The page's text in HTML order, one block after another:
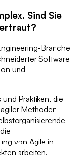
Sind Sie
Branche
Software
und
Praktiken, die
Methoden
von Agile in
arbeiten.